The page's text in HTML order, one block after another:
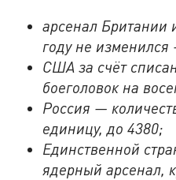
арсенал
году не
США за счёт
боеголовок на
Россия —
единицу, до 4380;
Единственной
ядерный арсенал,